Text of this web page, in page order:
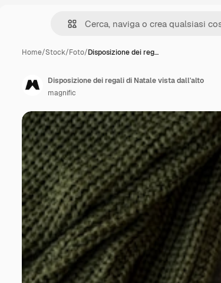
Home/Stock/Foto/Disposizione dei reg…
Disposizione dei regali di Natale vista dall'alto
magnific